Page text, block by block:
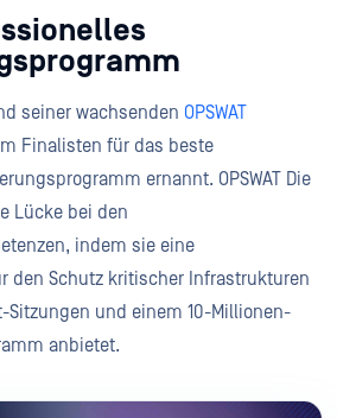
seiner wachsenden OPSWAT
Finalisten für das beste
ernannt. OPSWAT Die
Lücke bei den
indem sie eine
den Schutz kritischer Infrastrukturen
Sitzungen und einem 10-Millionen-
anbietet.